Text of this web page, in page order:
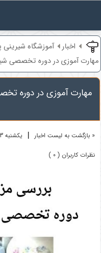
اخبار
آموزشگاه شیرینی
مهارت آموزی در دوره تخصصی
مهارت آموزی در دوره
« بازگشت به لیست اخبار | یکشنبه 23 شهريور 1404 در ساعت 0 و 0 دقیقه
نظرات کاربران ( 0 )